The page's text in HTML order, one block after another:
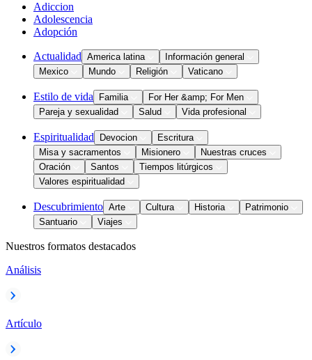
Adiccion
Adolescencia
Adopción
Actualidad America latina
Información general
Mexico
Mundo Religión Vaticano
Estilo de vida Familia
For Her &amp; For Men
Pareja y sexualidad
Salud Vida profesional
Espiritualidad Devocion
Escritura
Misa y sacramentos
Misionero
Nuestras cruces
Oración
Santos
Tiempos litúrgicos
Valores espiritualidad
Descubrimiento Arte Cultura Historia
Patrimonio
Santuario
Viajes
Nuestros formatos destacados
Análisis
Artículo